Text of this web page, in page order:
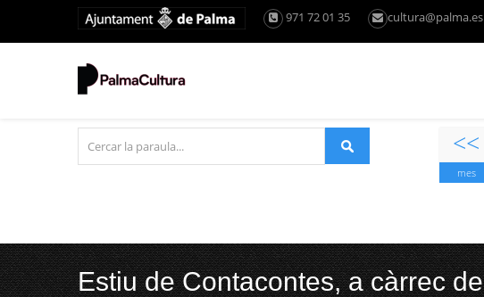
971 72 01 35 cultura@palma.es
<<
mes
Estiu de Contacontes, a càrrec